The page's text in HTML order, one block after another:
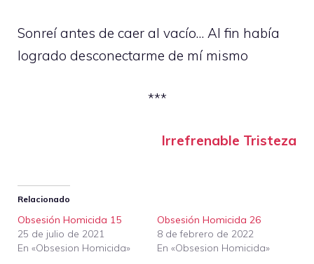
Sonreí antes de caer al vacío… Al fin había
logrado desconectarme de mí mismo
***
Irrefrenable Tristeza
Relacionado
Obsesión Homicida 15
25 de julio de 2021
En «Obsesion Homicida»
Obsesión Homicida 26
8 de febrero de 2022
En «Obsesion Homicida»